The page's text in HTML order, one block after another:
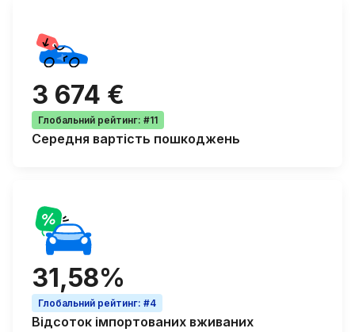
3 674 €
Глобальний рейтинг: #11
Середня вартість пошкоджень
31,58%
Глобальний рейтинг: #4
Відсоток імпортованих вживаних